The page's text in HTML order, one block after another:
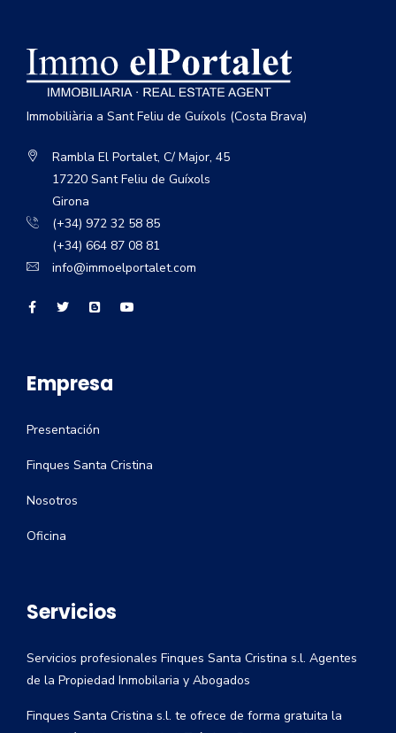
Immobiliària a Sant Feliu de Guíxols (Costa Brava)
Rambla El Portalet, C/ Major, 45
17220 Sant Feliu de Guíxols
Girona
(+34) 972 32 58 85
(+34) 664 87 08 81
info@immoelportalet.com
Empresa
Presentación
Finques Santa Cristina
Nosotros
Oficina
Servicios
Servicios profesionales Finques Santa Cristina s.l. Agentes
de la Propiedad Inmobilaria y Abogados
Finques Santa Cristina s.l. te ofrece de forma gratuita la